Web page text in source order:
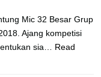
Mic 32 Besar Grup
Ajang kompetisi
sia… Read